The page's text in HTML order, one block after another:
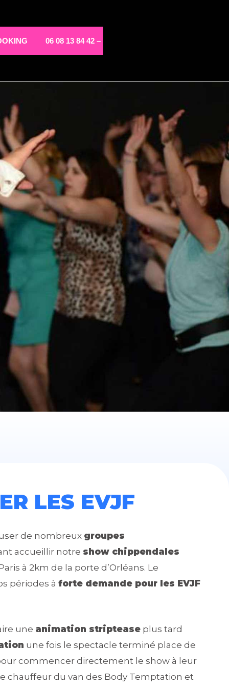
06 08 13 84 42 –
LES EVJF
de nombreux groupes
accueillir notre show chippendales
à 2km de la porte d’Orléans. Le
périodes à forte demande pour les EVJF
une animation striptease plus tard
une fois le spectacle terminé place de
commencer directement le show à leur
chauffeur du van des Body Temptation et